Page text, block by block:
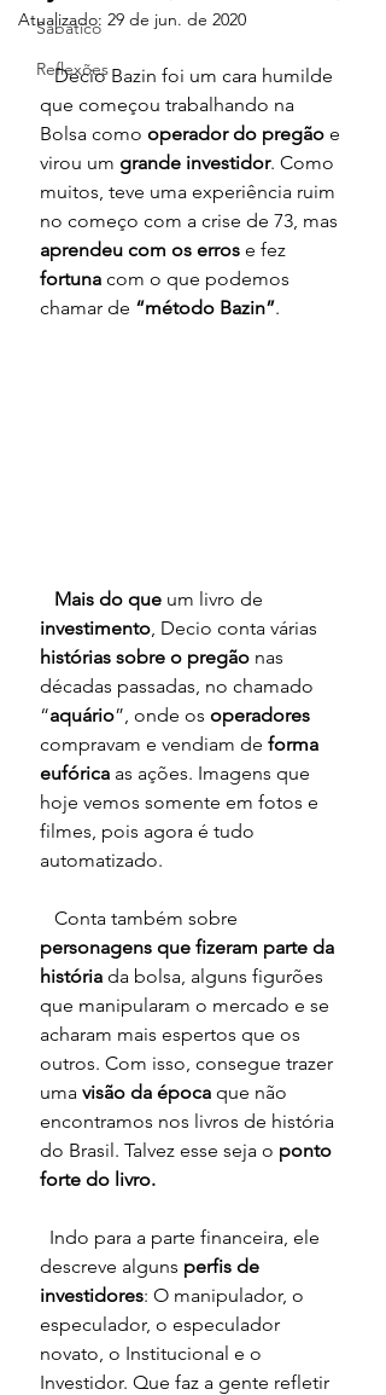
Sabático
Reflexões
Atualizado: 29 de jun. de 2020
   Decio Bazin foi um cara humilde
que começou trabalhando na
Bolsa como operador do pregão e
virou um grande investidor. Como
muitos, teve uma experiência ruim
no começo com a crise de 73, mas
aprendeu com os erros e fez
fortuna com o que podemos
chamar de “método Bazin”.
Mais do que um livro de
investimento , Decio conta várias
histórias sobre o pregão nas
décadas passadas, no chamado
“aquário”, onde os operadores
compravam e vendiam de forma
eufórica as ações. Imagens que
hoje vemos somente em fotos e
filmes, pois agora é tudo
automatizado.
   Conta também sobre
personagens que fizeram parte da
história da bolsa, alguns figurões
que manipularam o mercado e se
acharam mais espertos que os
outros. Com isso, consegue trazer
uma visão da época que não
encontramos nos livros de história
do Brasil. Talvez esse seja o ponto
forte do livro.
descreve alguns perfis de
investidores: O manipulador, o
especulador, o especulador
novato, o Institucional e o
Investidor. Que faz a gente refletir